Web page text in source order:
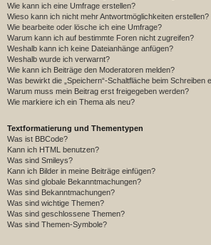
Wie kann ich eine Umfrage erstellen?
Wieso kann ich nicht mehr Antwortmöglichkeiten erstellen?
Wie bearbeite oder lösche ich eine Umfrage?
Warum kann ich auf bestimmte Foren nicht zugreifen?
Weshalb kann ich keine Dateianhänge anfügen?
Weshalb wurde ich verwarnt?
Wie kann ich Beiträge den Moderatoren melden?
Was bewirkt die „Speichern“-Schaltfläche beim Schreiben
Warum muss mein Beitrag erst freigegeben werden?
Wie markiere ich ein Thema als neu?
Textformatierung und Thementypen
Was ist BBCode?
Kann ich HTML benutzen?
Was sind Smileys?
Kann ich Bilder in meine Beiträge einfügen?
Was sind globale Bekanntmachungen?
Was sind Bekanntmachungen?
Was sind wichtige Themen?
Was sind geschlossene Themen?
Was sind Themen-Symbole?